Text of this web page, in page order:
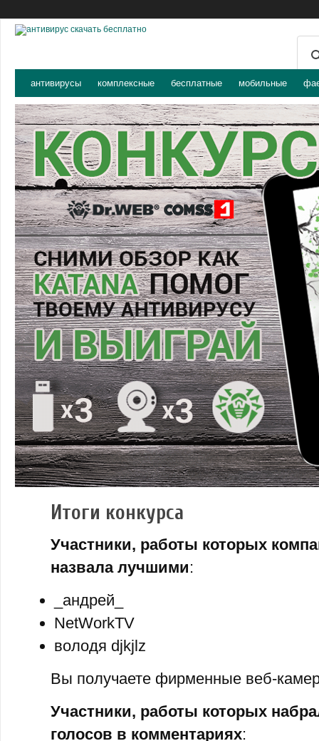
антивирусы комплексные бесплатные мобильные
Итоги конкурса
Участники, работы которых
назвала лучшими:
_андрей_
NetWorkTV
володя djkjlz
Вы получаете фирменные веб-
Участники, работы которых
голосов в комментариях: